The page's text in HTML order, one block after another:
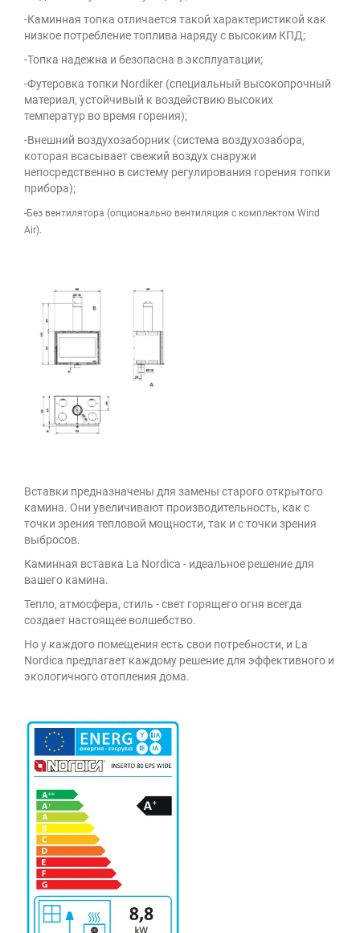
-Каминная топка отличается такой характеристикой как
низкое потребление топлива наряду с высоким КПД;
-Топка надежна и безопасна в эксплуатации;
-Футеровка топки Nordiker (специальный высокопрочный
материал, устойчивый к воздействию высоких
температур во время горения);
-Внешний воздухозаборник (система воздухозабора,
которая всасывает свежий воздух снаружи
непосредственно в систему регулирования горения топки
прибора);
-Без вентилятора (опционально вентиляция с комплектом Wind
Air).
Вставки предназначены для замены старого открытого
камина. Они увеличивают производительность, как с
точки зрения тепловой мощности, так и с точки зрения
выбросов.
Каминная вставка La Nordica - идеальное решение для
вашего камина.
Тепло, атмосфера, стиль - свет горящего огня всегда
создает настоящее волшебство.
Но у каждого помещения есть свои потребности, и La
Nordica предлагает каждому решение для эффективного и
экологичного отопления дома.